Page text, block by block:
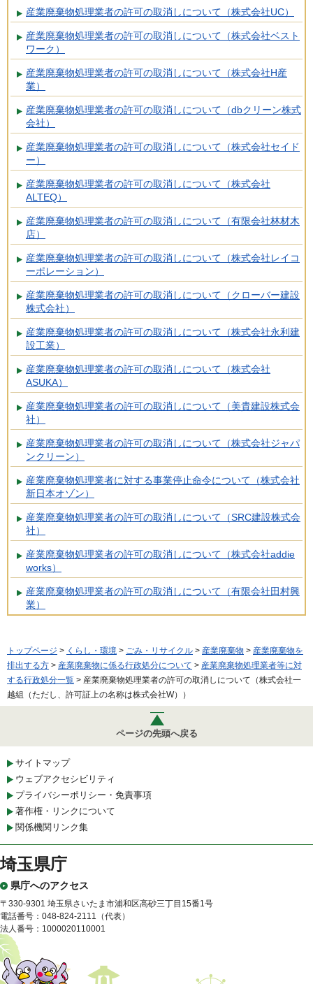
産業廃棄物処理業者の許可の取消しについて（株式会社UC）
産業廃棄物処理業者の許可の取消しについて（株式会社ベスト
ワーク）
産業廃棄物処理業者の許可の取消しについて（株式会社H産
業）
産業廃棄物処理業者の許可の取消しについて（dbクリーン株式
会社）
産業廃棄物処理業者の許可の取消しについて（株式会社セイド
ー）
産業廃棄物処理業者の許可の取消しについて（株式会社
ALTEQ）
産業廃棄物処理業者の許可の取消しについて（有限会社林材木
店）
産業廃棄物処理業者の許可の取消しについて（株式会社レイコ
ーポレーション）
産業廃棄物処理業者の許可の取消しについて（クローバー建設
株式会社）
産業廃棄物処理業者の許可の取消しについて（株式会社永利建
設工業）
産業廃棄物処理業者の許可の取消しについて（株式会社
ASUKA）
産業廃棄物処理業者の許可の取消しについて（美貴建設株式会
社）
産業廃棄物処理業者の許可の取消しについて（株式会社ジャパ
ンクリーン）
産業廃棄物処理業者に対する事業停止命令について（株式会社
新日本オゾン）
産業廃棄物処理業者の許可の取消しについて（SRC建設株式会
社）
産業廃棄物処理業者の許可の取消しについて（株式会社addie
works）
産業廃棄物処理業者の許可の取消しについて（有限会社田村興
業）
トップページ > くらし・環境 > ごみ・リサイクル > 産業廃棄物 > 産業廃棄物を
排出する方 > 産業廃棄物に係る行政処分について > 産業廃棄物処理業者等に対
する行政処分一覧 > 産業廃棄物処理業者の許可の取消しについて（株式会社一
越組（ただし、許可証上の名称は株式会社W））
ページの先頭へ戻る
サイトマップ
ウェブアクセシビリティ
プライバシーポリシー・免責事項
著作権・リンクについて
関係機関リンク集
埼玉県庁
県庁へのアクセス
〒330-9301 埼玉県さいたま市浦和区高砂三丁目15番1号
電話番号：048-824-2111（代表）
法人番号：1000020110001